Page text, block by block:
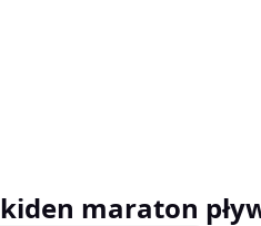
ekiden maraton